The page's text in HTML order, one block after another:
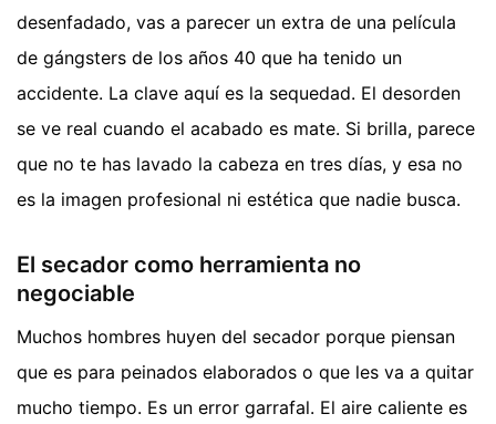
desenfadado, vas a parecer un extra de una película
de gángsters de los años 40 que ha tenido un
accidente. La clave aquí es la sequedad. El desorden
se ve real cuando el acabado es mate. Si brilla, parece
que no te has lavado la cabeza en tres días, y esa no
es la imagen profesional ni estética que nadie busca.
El secador como herramienta no
negociable
Muchos hombres huyen del secador porque piensan
que es para peinados elaborados o que les va a quitar
mucho tiempo. Es un error garrafal. El aire caliente es